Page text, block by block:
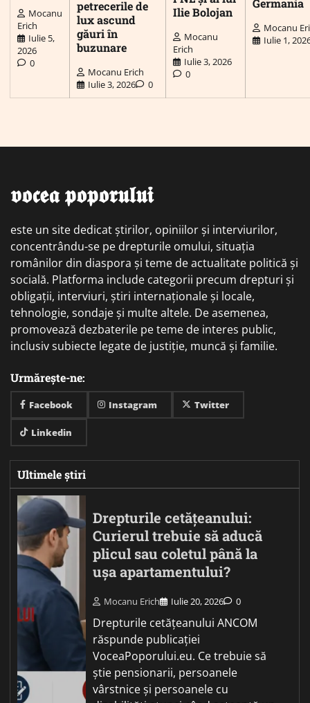
Mocanu
Erich
Iulie 5,
2026
0
petrecerile de
lux ascund
găuri în
buzunare
Mocanu Erich
Iulie 3, 2026
0
Ilie Bolojan
Mocanu
Erich
Iulie 3, 2026
0
Germania
Mocanu
Iulie 1,
𝖛𝖔𝖈𝖊𝖆 𝖕𝖔𝖕𝖔𝖗𝖚𝖑𝖚𝖎
este un site dedicat știrilor, opiniilor și interviurilor,
concentrându-se pe drepturile omului, situația
românilor din diaspora și teme de actualitate politică și
socială. Platforma include categorii precum drepturi și
obligații, interviuri, știri internaționale și locale,
tehnologie, sondaje și multe altele. De asemenea,
promovează dezbaterile pe teme de interes public,
inclusiv subiecte legate de justiție, muncă și familie.
Urmărește-ne:
Facebook Instagram Twitter
Linkedin
Ultimele știri
Drepturile cetățeanului:
Curierul trebuie să aducă
plicul sau coletul până la
ușa apartamentului?
Mocanu Erich Iulie 20, 2026 0
Drepturile cetățeanului ANCOM
răspunde publicației
VoceaPoporului.eu. Ce trebuie să
știe pensionarii, persoanele
vârstnice și persoanele cu